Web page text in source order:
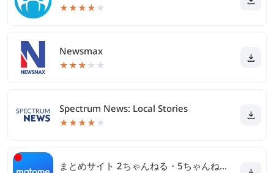
★★★★ ★
Newsmax
★★★ ★ ★
Spectrum News: Local Stories
★★★★ ★
まとめサイト 2ちゃんねる・5ちゃんねるMT 2ch・5ch